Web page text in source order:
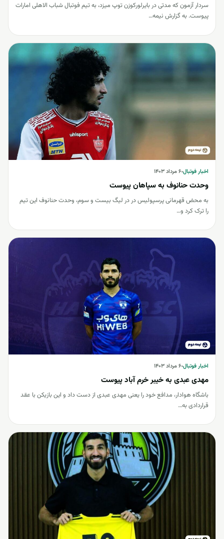
سردار آزمون که مدتی در بایرلورکوزن توپ میزد، به تیم فوتبال شباب الاهلی امارات
پیوست. به گزارش نیمه…
اخبار فوتبال ۶ مرداد ۱۴۰۳
وحدت حنانوف به سپاهان پیوست
به محض قهرمانی پرسپولیس در در لیگ بیست و سوم، وحدت حنانوف این تیم
را ترک کرد و…
اخبار فوتبال ۶ مرداد ۱۴۰۳
مهدی عبدی به خیبر خرم آباد پیوست
باشگاه هوادار، مدافع خود را یعنی مهدی عبدی از دست داد و این بازیکن با عقد
قراردادی به…